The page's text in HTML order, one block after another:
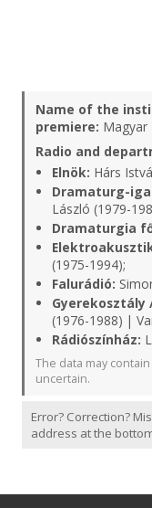
Name of the
premiere: Magyar
Radio and
Elnök: Hárs
Dramaturg-
László (1979-
Dramaturgia
(1975-1994);
Falurádió:
Gyerekosztály
(1976-1988) |
Rádiószínház:
The data may
uncertain.
Error? Correction?
address at the